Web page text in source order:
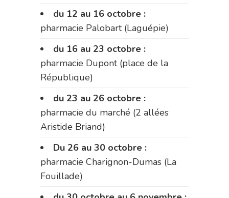
du 12 au 16 octobre :
pharmacie Palobart (Laguépie)
du 16 au 23 octobre :
pharmacie Dupont (place de la
République)
du 23 au 26 octobre :
pharmacie du marché (2 allées
Aristide Briand)
Du 26 au 30 octobre :
pharmacie Charignon-Dumas (La
Fouillade)